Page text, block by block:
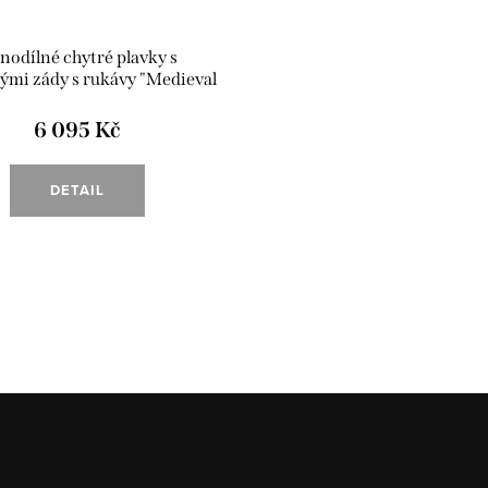
chytré plavky s
zády s rukávy "Medieval
6 095 Kč
DETAIL